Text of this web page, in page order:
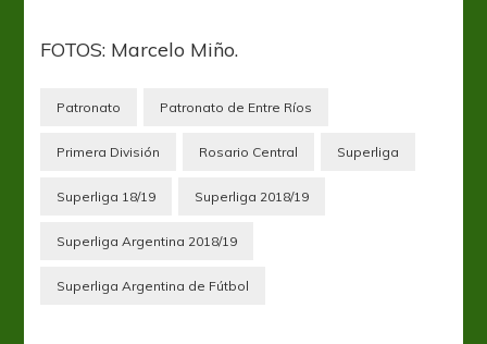
FOTOS: Marcelo Miño.
Patronato Patronato de Entre Ríos
Primera División Rosario Central Superliga
Superliga 18/19 Superliga 2018/19
Superliga Argentina 2018/19
Superliga Argentina de Fútbol